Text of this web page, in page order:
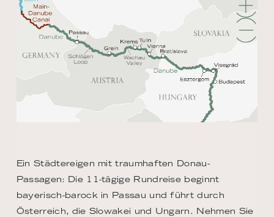
Ein Städtereigen mit traumhaften Donau-
Passagen: Die 11-tägige Rundreise beginnt
bayerisch-barock in Passau und führt durch
Österreich, die Slowakei und Ungarn. Nehmen Sie